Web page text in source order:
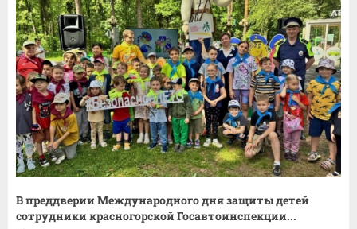
В преддверии Международного дня защиты детей
сотрудники красногорской Госавтоинспекции...